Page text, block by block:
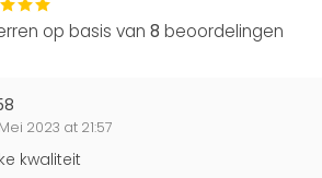
op basis van 8 beoordelingen
2023 at 21:57
kwaliteit